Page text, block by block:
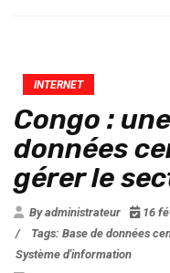
INTERNET
Congo :
données
gérer le
By administrateur
16
/
Tags: Base de données
Système d'information